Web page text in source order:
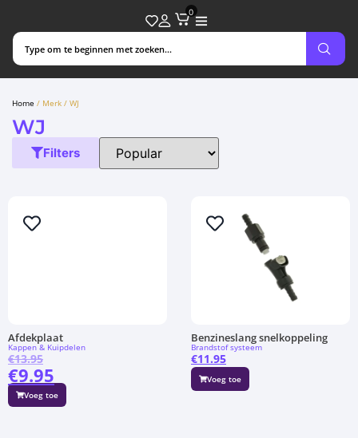
0
Home / Merk / WJ
WJ
Filters
Afdekplaat
Kappen & Kuipdelen
Voeg toe
€13.95
€9.95
Benzineslang snelkoppeling
Brandstof systeem
Voeg toe
€11.95